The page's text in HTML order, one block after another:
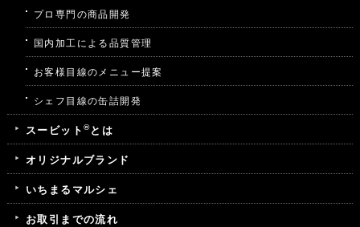
プロ専門の商品開発
国内加工による品質管理
お客様目線のメニュー提案
シェフ目線の缶詰開発
スービット ®とは
オリジナルブランド
いちまるマルシェ
お取引までの流れ